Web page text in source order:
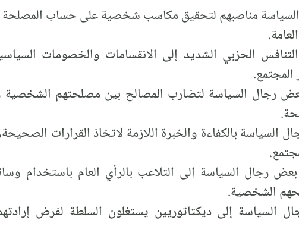
مناصبهم لتحقيق مكاسب شخصية على حساب المصلحة
الحزبي الشديد إلى الانقسامات والخصومات
المجتمع.
رجال السياسة لتضارب المصالح بين مصلحتهم الشخصية
السياسة بالكفاءة والخبرة اللازمة لاتخاذ القرارات
رجال السياسة إلى التلاعب بالرأي العام باستخدام
الشخصية.
السياسة إلى ديكتاتوريين يستغلون السلطة لفرض